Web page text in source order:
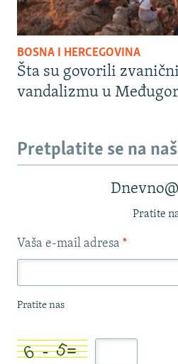
BOSNA I HERCEGOVINA
Šta su govorili
vandalizmu u
Pretplatite se na
Pratite
Vaša e-mail adresa *
Pratite nas